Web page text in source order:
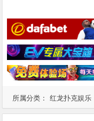
所属分类： 红龙扑克娱乐